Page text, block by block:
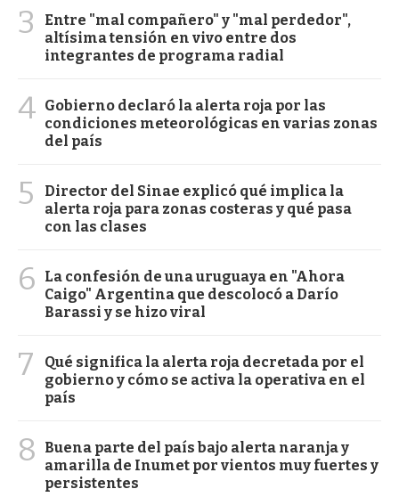
3
Entre "mal compañero" y "mal perdedor",
altísima tensión en vivo entre dos
integrantes de programa radial
4 Gobierno declaró la alerta roja por las
condiciones meteorológicas en varias zonas
del país
5
Director del Sinae explicó qué implica la
alerta roja para zonas costeras y qué pasa
con las clases
6
La confesión de una uruguaya en "Ahora
Caigo" Argentina que descolocó a Darío
Barassi y se hizo viral
7
Qué significa la alerta roja decretada por el
gobierno y cómo se activa la operativa en el
país
8
Buena parte del país bajo alerta naranja y
amarilla de Inumet por vientos muy fuertes y
persistentes